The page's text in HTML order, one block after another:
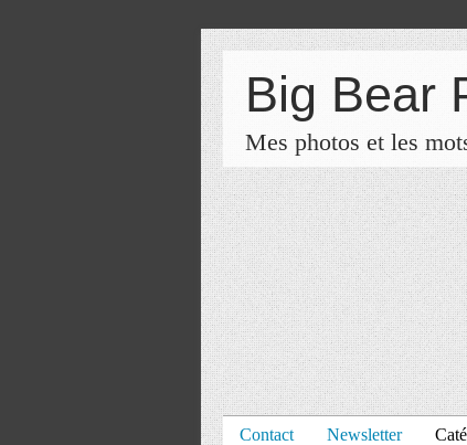
Big Bear
Mes photos et les
Contact Newsletter